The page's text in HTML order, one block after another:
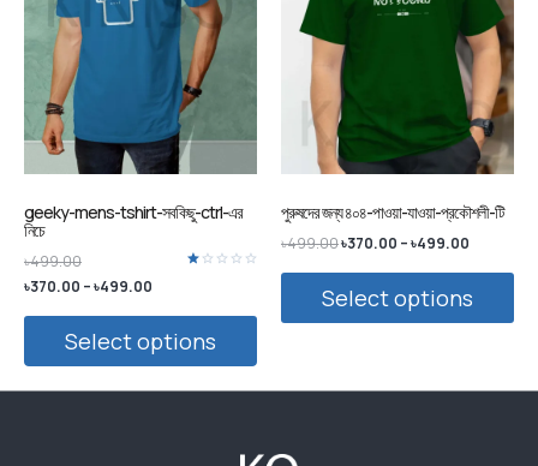
geeky-mens-tshirt-সবকিছু-ctrl-এর
নিচে
of
৳499.00
৳370.00 –৳499.00
Select options
পুরুষদের জন্য ৪০৪-পাওয়া-যাওয়া-প্রকৌশলী-টি
৳499.00৳370.00 –৳499.00
Select options